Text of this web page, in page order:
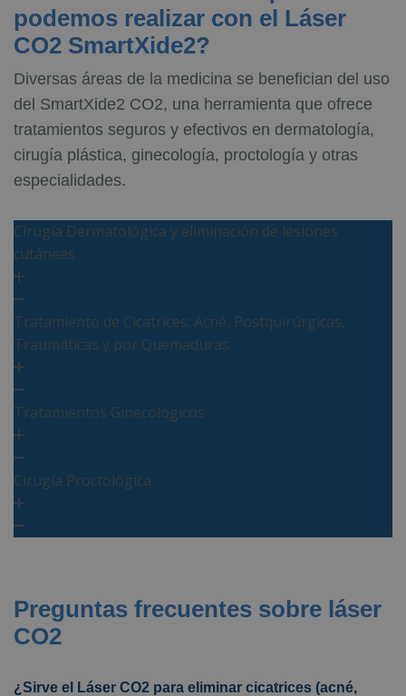
podemos realizar con el Láser
CO2 SmartXide2?
Diversas áreas de la medicina se benefician del uso
del SmartXide2 CO2, una herramienta que ofrece
tratamientos seguros y efectivos en dermatología,
cirugía plástica, ginecología, proctología y otras
especialidades.
Cirugía Dermatológica y eliminación de lesiones
cutáneas
Tratamiento de Cicatrices: Acné, Postquirúrgicas,
Traumáticas y por Quemaduras
Tratamientos Ginecológicos
Cirugía Proctológica
Preguntas frecuentes sobre láser
CO2
¿Sirve el Láser CO2 para eliminar cicatrices (acné,